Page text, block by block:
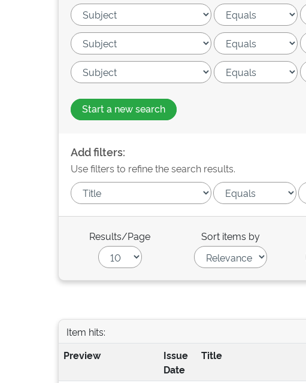
Start a new search
Add filters:
Use filters to refine the search results.
Results/Page Sort items by
Item hits:
Preview
Issue
Date
Title